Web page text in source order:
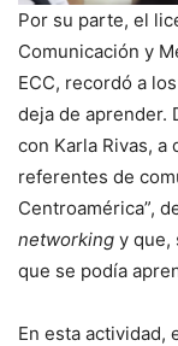
Por su parte, el
Comunicación y
ECC, recordó a
deja de aprender.
con Karla Rivas, a
referentes de
Centroamérica”,
networking y que,
que se podía
En esta actividad,